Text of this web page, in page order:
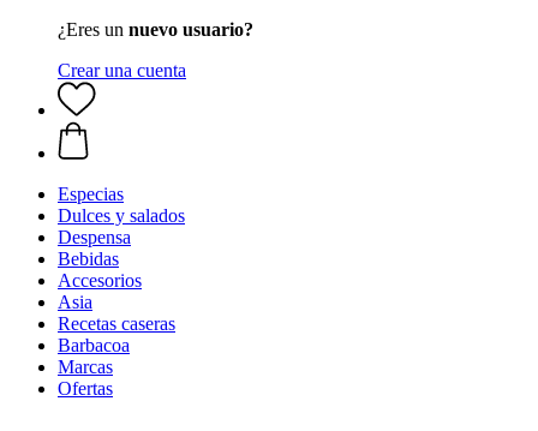
¿Eres un nuevo usuario?
Crear una cuenta
Especias
Dulces y salados
Despensa
Bebidas
Accesorios
Asia
Recetas caseras
Barbacoa
Marcas
Ofertas